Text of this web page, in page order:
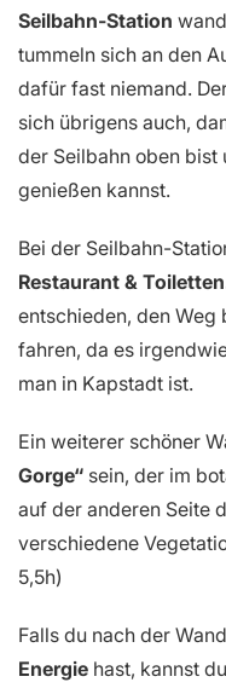
Seilbahn-Station
tummeln sich an den
dafür fast niemand.
sich übrigens auch,
der Seilbahn oben bist
genießen kannst.
Bei der Seilbahn-
Restaurant &
entschieden, den
fahren, da es
man in Kapstadt ist.
Ein weiterer schöner
Gorge“ sein, der im
auf der anderen Seite
verschiedene
5,5h)
Falls du nach der
Energie hast, kannst